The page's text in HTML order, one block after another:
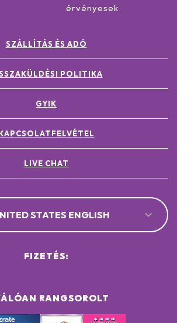
érvényesek
SZÁLLÍTÁS ÉS ADÓ
POLITIKA
GYIK
LIVE CHAT
STATES ENGLISH
RANGSOROLT
FIZETÉS: